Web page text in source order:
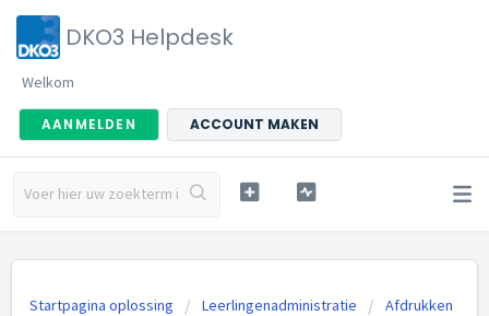
DKO3 Helpdesk
Welkom
AANMELDEN ACCOUNT MAKEN
Startpagina oplossing Leerlingenadministratie
Afdrukken